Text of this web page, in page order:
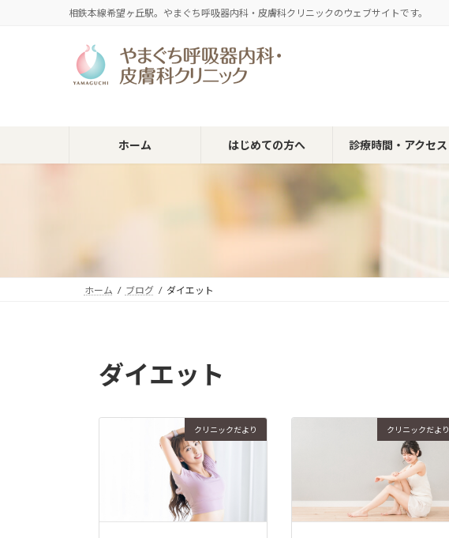
ッ
移
相鉄本線希望ヶ丘駅。やまぐち呼吸器内科・皮膚科クリニックのウェブサイトです。
ホーム はじめての方へ 診療時間・アクセス
ホーム ブログ ダイエット
ダイエット
クリニックだより クリニックだより